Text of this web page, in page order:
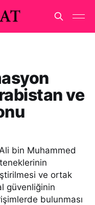
ve
bin Muhammed
ve ortak
güvenliğinin
bulunması